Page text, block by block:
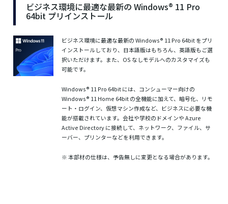
ビジネス環境に最適な最新の Windows® 11 Pro
64bit プリインストール
ビジネス環境に最適な最新の Windows® 11 Pro 64bit をプリ
インストールしており、日本語版はもちろん、英語版もご選
択いただけます。また、OS なしモデルへのカスタマイズも
可能です。
Windows® 11 Pro 64bit には、コンシューマー向けの
Windows® 11 Home 64bit の全機能に加えて、暗号化、リモ
ート・ログイン、仮想マシン作成など、ビジネスに必要な機
能が搭載されています。会社や学校のドメインや Azure
Active Directory に接続して、ネットワーク、ファイル、サ
ーバー、プリンターなどを利用できます。
※ 本部材の仕様は、予告無しに変更となる場合があります。